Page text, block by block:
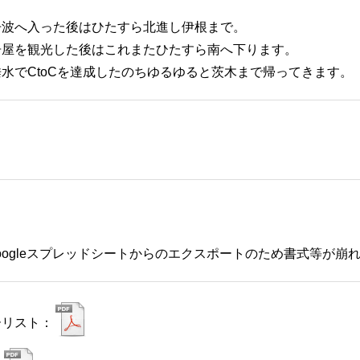
へ入った後はひたすら北進し伊根まで。
を観光した後はこれまたひたすら南へ下ります。
でCtoCを達成したのちゆるゆると茨木まで帰ってきます。
スプレッドシートからのエクスポートのため書式等が崩
スト：